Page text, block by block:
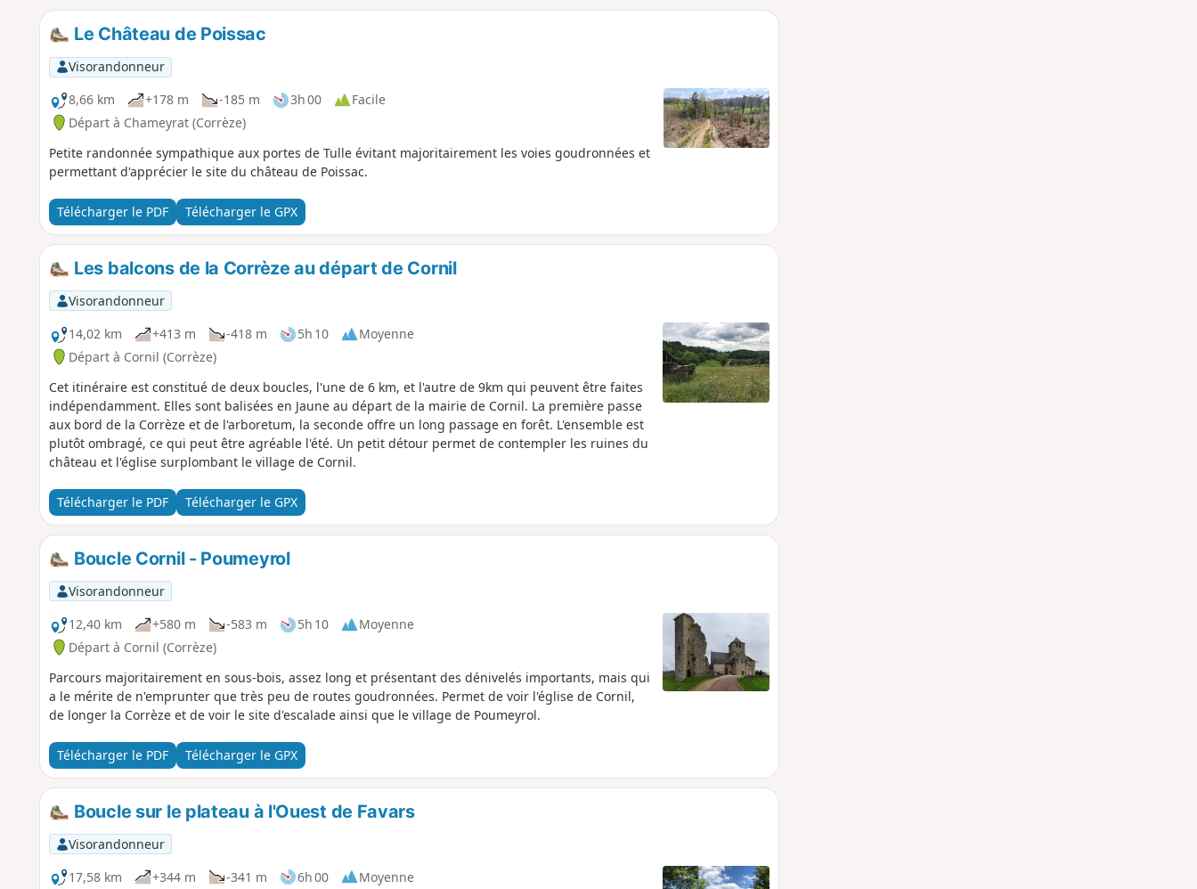
Le Château de Poissac
Visorandonneur
8,66 km
+178 m -185 m 3h 00
Facile
Départ à Chameyrat (Corrèze)
Petite randonnée sympathique aux portes de Tulle évitant majoritairement les voies goudronnées et
permettant d'apprécier le site du château de Poissac.
Télécharger le PDF Télécharger le GPX
Les balcons de la Corrèze au départ de Cornil
Visorandonneur
14,02 km
+413 m -418 m 5h 10
Moyenne
Départ à Cornil (Corrèze)
Cet itinéraire est constitué de deux boucles, l'une de 6 km, et l'autre de 9km qui peuvent être faites
indépendamment. Elles sont balisées en Jaune au départ de la mairie de Cornil. La première passe
aux bord de la Corrèze et de l'arboretum, la seconde offre un long passage en forêt. L'ensemble est
plutôt ombragé, ce qui peut être agréable l'été. Un petit détour permet de contempler les ruines du
château et l'église surplombant le village de Cornil.
Télécharger le PDF Télécharger le GPX
Boucle Cornil - Poumeyrol
Visorandonneur
12,40 km
+580 m -583 m 5h 10
Moyenne
Départ à Cornil (Corrèze)
Parcours majoritairement en sous-bois, assez long et présentant des dénivelés importants, mais qui
a le mérite de n'emprunter que très peu de routes goudronnées. Permet de voir l'église de Cornil,
de longer la Corrèze et de voir le site d'escalade ainsi que le village de Poumeyrol.
Télécharger le PDF Télécharger le GPX
Boucle sur le plateau à l'Ouest de Favars
Visorandonneur
17,58 km
+344 m -341 m 6h 00
Moyenne